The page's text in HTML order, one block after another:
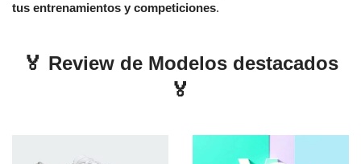
tus entrenamientos y competiciones.
🏅 Review de Modelos destacados
🏅